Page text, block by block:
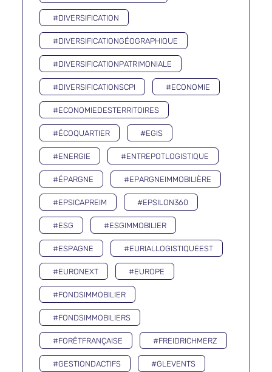
#DIVERSIFICATION
#DIVERSIFICATIONGÉOGRAPHIQUE
#DIVERSIFICATIONPATRIMONIALE
#DIVERSIFICATIONSCPI #ECONOMIE
#ECONOMIEDESTERRITOIRES
#ÉCOQUARTIER #EGIS
#ENERGIE #ENTREPOTLOGISTIQUE
#ÉPARGNE #EPARGNEIMMOBILIÈRE
#EPSICAPREIM #EPSILON360
#ESG #ESGIMMOBILIER
#ESPAGNE #EURIALLOGISTIQUEEST
#EURONEXT #EUROPE
#FONDSIMMOBILIER
#FONDSIMMOBILIERS
#FORÊTFRANÇAISE #FREIDRICHMERZ
#GESTIONDACTIFS #GLEVENTS